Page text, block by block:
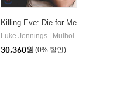
Killing Eve: Die for Me
Luke Jennings
Mulholland Books
30,360원 (0% 할인)